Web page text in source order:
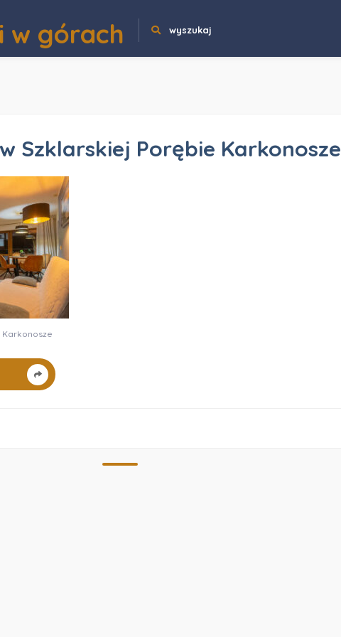
w górach wyszukaj
Szklarskiej Porębie Karkonosze
Karkonosze